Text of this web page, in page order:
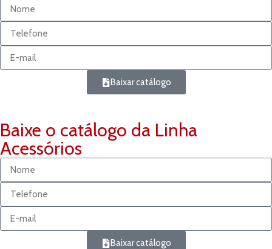
Baixar catálogo
Baixe o catálogo da Linha
Acessórios
Baixar catálogo